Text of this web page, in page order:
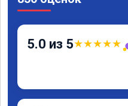
5.0 из 5★★★★★